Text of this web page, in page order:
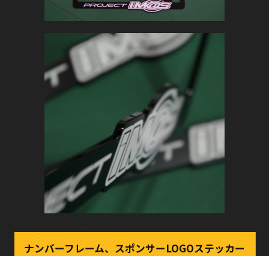
ナンバーフレーム、スポンサーLOGOステッカー